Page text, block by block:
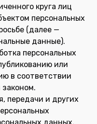
круга лиц
персональных
(далее —
данные).
персональных
или
в соответствии
передачи и других